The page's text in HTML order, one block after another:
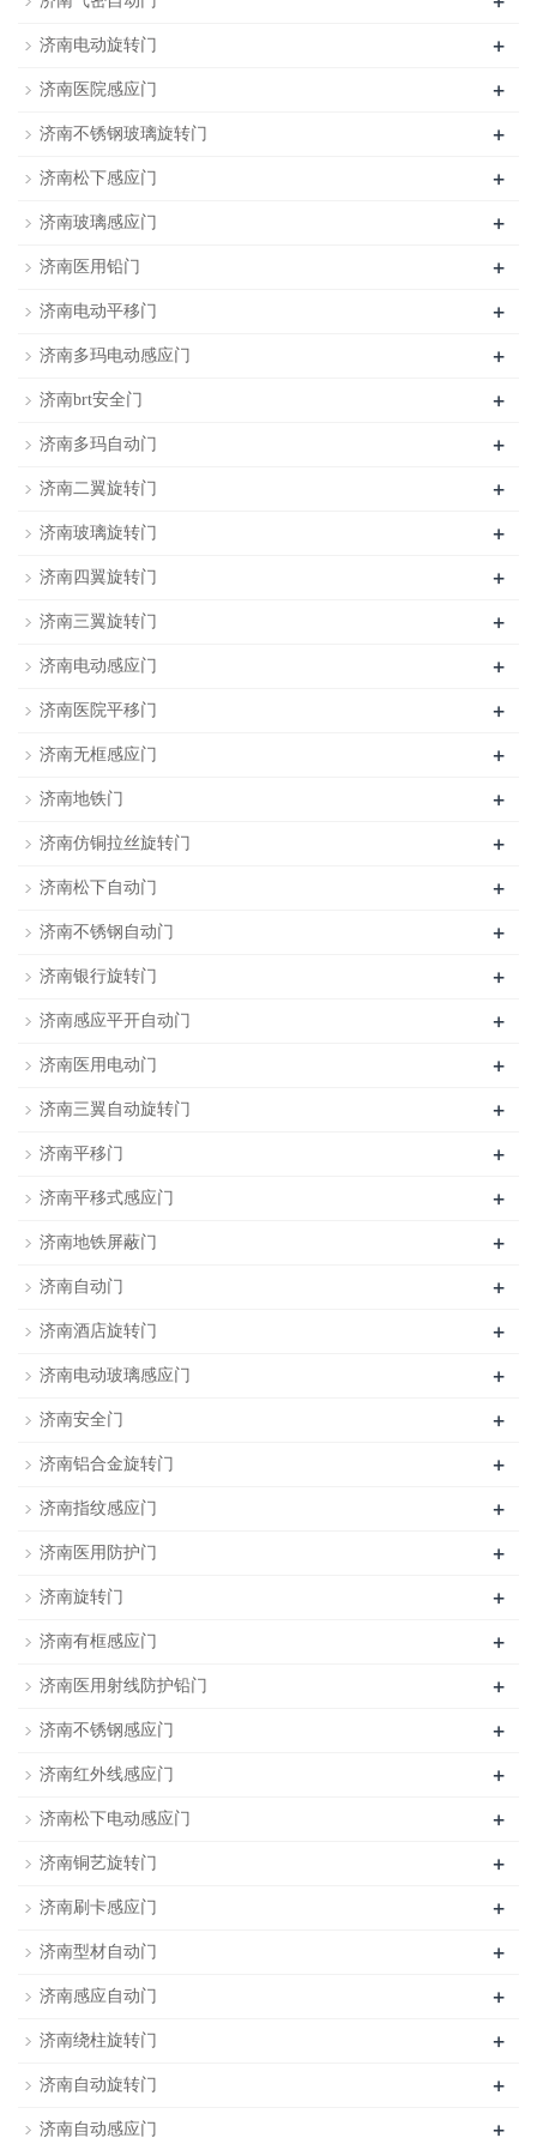
济南电动旋转门 +
济南医院感应门 +
济南不锈钢玻璃旋转门 +
济南松下感应门 +
济南玻璃感应门 +
济南医用铅门 +
济南电动平移门 +
济南多玛电动感应门 +
济南brt安全门 +
济南多玛自动门 +
济南二翼旋转门 +
济南玻璃旋转门 +
济南四翼旋转门 +
济南三翼旋转门 +
济南电动感应门 +
济南医院平移门 +
济南无框感应门 +
济南地铁门 +
济南仿铜拉丝旋转门 +
济南松下自动门 +
济南不锈钢自动门 +
济南银行旋转门 +
济南感应平开自动门 +
济南医用电动门 +
济南三翼自动旋转门 +
济南平移门 +
济南平移式感应门 +
济南地铁屏蔽门 +
济南自动门 +
济南酒店旋转门 +
济南电动玻璃感应门 +
济南安全门 +
济南铝合金旋转门 +
济南指纹感应门 +
济南医用防护门 +
济南旋转门 +
济南有框感应门 +
济南医用射线防护铅门 +
济南不锈钢感应门 +
济南红外线感应门 +
济南松下电动感应门 +
济南铜艺旋转门 +
济南刷卡感应门 +
济南型材自动门 +
济南感应自动门 +
济南绕柱旋转门 +
济南自动旋转门 +
济南自动感应门 +